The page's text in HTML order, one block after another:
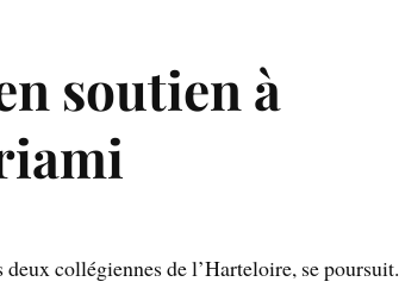
soutien à
collégiennes de l’Harteloire, se poursuit.